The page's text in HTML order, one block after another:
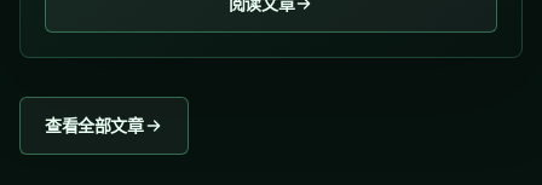
查看全部文章